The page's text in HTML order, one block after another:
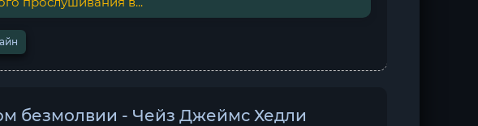
безмолвии - Чейз Джеймс Хедли